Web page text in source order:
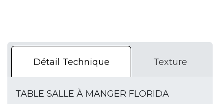
Détail Technique Texture
TABLE SALLE À MANGER FLORIDA